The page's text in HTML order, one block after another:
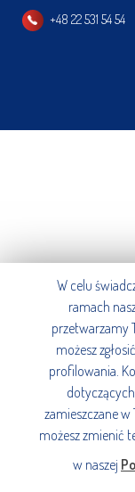
+48 22 531 54 54
W celu
ramach
przetwarzamy
możesz
profilowania.
zamieszczane
możesz zmienić
w naszej